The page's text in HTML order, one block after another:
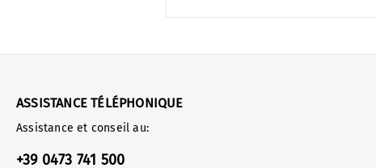
ASSISTANCE TÉLÉPHONIQUE
Assistance et conseil au:
+39 0473 741 500